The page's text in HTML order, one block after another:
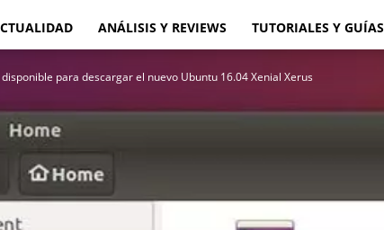
Blog
ANÁLISIS Y REVIEWS TUTORIALES Y GUÍAS
disponible para descargar el nuevo Ubuntu 16.04 Xenial Xerus